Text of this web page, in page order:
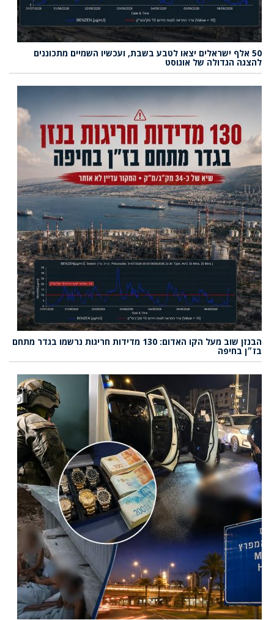
50 אלף ישראלים יצאו לטבע בשבת, ועכשיו השמיים מתכוננים
להצגה הגדולה של אוגוסט
הבנזן שוב מעל הקו האדום: 130 מדידות חריגות נרשמו בגדר מתחם
בז״ן בחיפה